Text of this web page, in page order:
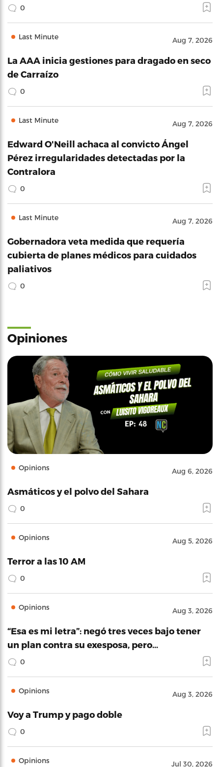
0
Last Minute Aug 7, 2026
La AAA inicia gestiones para dragado en seco
de Carraízo
0
Last Minute Aug 7, 2026
Edward O'Neill achaca al convicto Ángel
Pérez irregularidades detectadas por la
Contralora
0
Last Minute Aug 7, 2026
Gobernadora veta medida que requería
cubierta de planes médicos para cuidados
paliativos
0
Opiniones
Opinions Aug 6, 2026
Asmáticos y el polvo del Sahara
0
Opinions Aug 5, 2026
Terror a las 10 AM
0
Opinions Aug 3, 2026
“Esa es mi letra”: negó tres veces bajo tener
un plan contra su exesposa, pero…
0
Opinions Aug 3, 2026
Voy a Trump y pago doble
0
Opinions Jul 30, 2026